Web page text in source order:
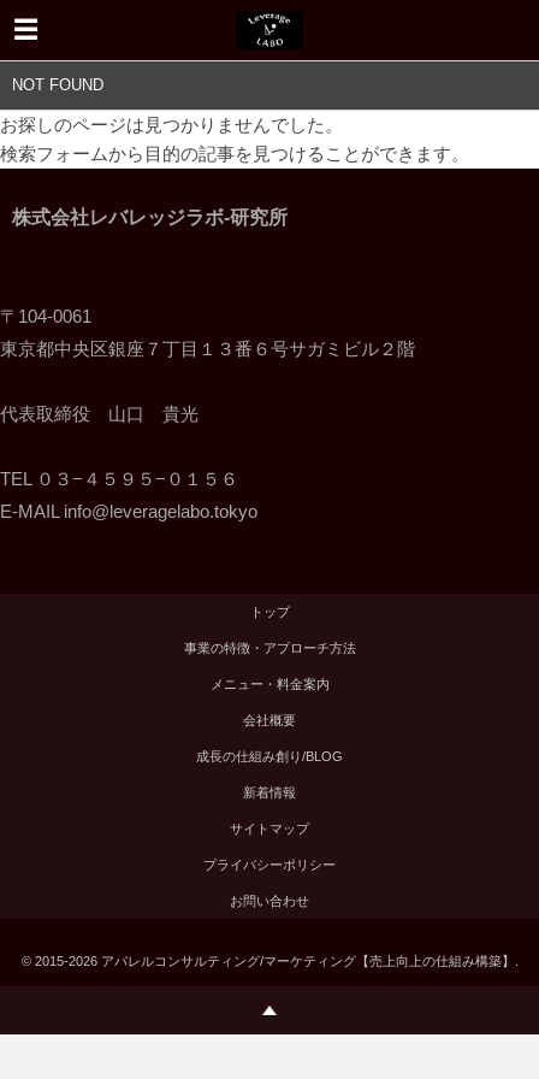
NOT FOUND
お探しのページは見つかりませんでした。
検索フォームから目的の記事を見つけることができます。
株式会社レバレッジラボ-研究所
〒104-0061
東京都中央区銀座７丁目１３番６号サガミビル２階
代表取締役 山口 貴光
TEL ０３−４５９５−０１５６
E-MAIL info@leveragelabo.tokyo
トップ
事業の特徴・アプローチ方法
メニュー・料金案内
会社概要
成長の仕組み創り/BLOG
新着情報
サイトマップ
プライバシーポリシー
お問い合わせ
© 2015-2026 アパレルコンサルティング/マーケティング【売上向上の仕組み構築】